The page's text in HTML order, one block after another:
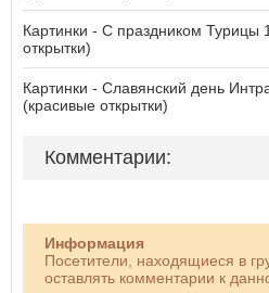
Картинки - С праздником Турицы
открытки)
Картинки - Славянский день
(красивые открытки)
Комментарии:
Информация
Посетители, находящиеся в
оставлять комментарии к